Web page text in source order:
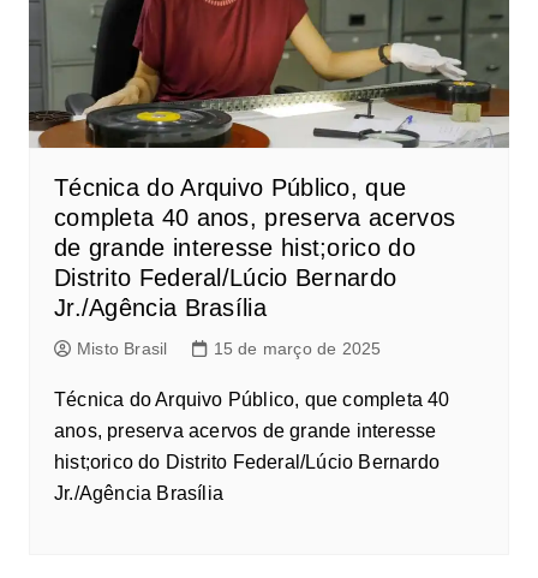
Técnica do Arquivo Público, que
completa 40 anos, preserva acervos
de grande interesse hist;orico do
Distrito Federal/Lúcio Bernardo
Jr./Agência Brasília
Misto Brasil 15 de março de 2025
Técnica do Arquivo Público, que completa 40
anos, preserva acervos de grande interesse
hist;orico do Distrito Federal/Lúcio Bernardo
Jr./Agência Brasília